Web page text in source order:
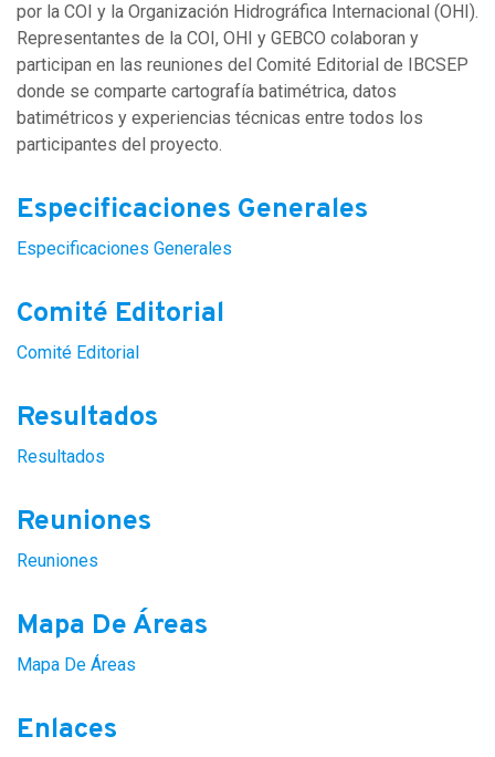
por la COI y la Organización Hidrográfica Internacional (OHI).
Representantes de la COI, OHI y GEBCO colaboran y
participan en las reuniones del Comité Editorial de IBCSEP
donde se comparte cartografía batimétrica, datos
batimétricos y experiencias técnicas entre todos los
participantes del proyecto.
Especificaciones Generales
Especificaciones Generales
Comité Editorial
Comité Editorial
Resultados
Resultados
Reuniones
Reuniones
Mapa De Áreas
Mapa De Áreas
Enlaces